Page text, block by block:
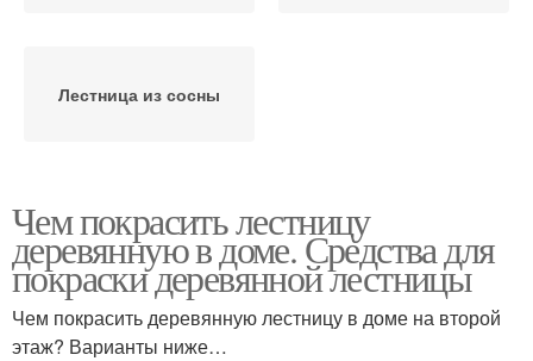
Лестница из сосны
Чем покрасить лестницу
деревянную в доме. Средства для
покраски деревянной лестницы
Чем покрасить деревянную лестницу в доме на второй
этаж? Варианты ниже…